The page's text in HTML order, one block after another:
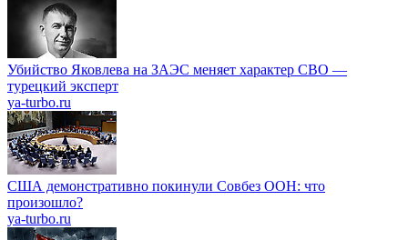
Убийство Яковлева на ЗАЭС меняет характер СВО —
турецкий эксперт
ya-turbo.ru
США демонстративно покинули Совбез ООН: что
произошло?
ya-turbo.ru